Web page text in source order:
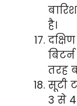
है।
तरह
सूटी
3 से